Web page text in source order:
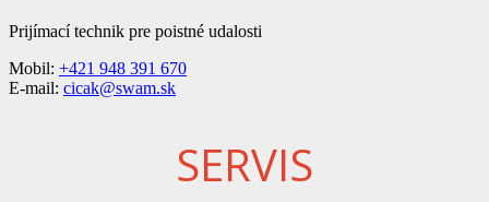
Prijímací technik pre poistné udalosti
Mobil: +421 948 391 670
E-mail: cicak@swam.sk
SERVIS